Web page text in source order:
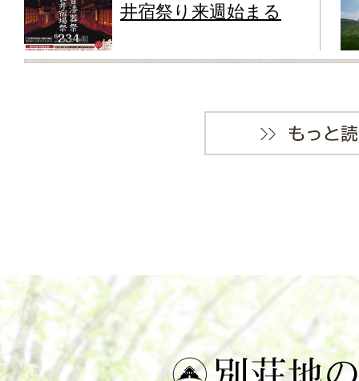
井宿祭り来週始まる